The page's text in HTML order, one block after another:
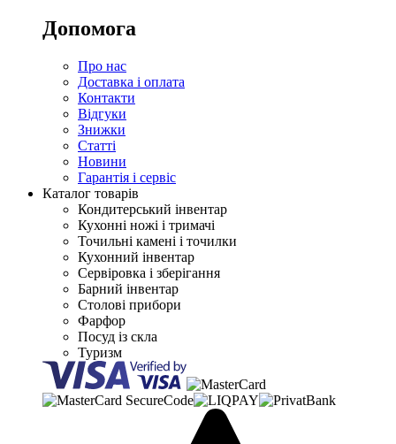
Допомога
Про нас
Доставка і оплата
Контакти
Відгуки
Знижки
Статті
Новини
Гарантія і сервіс
Каталог товарів
Кондитерський інвентар
Кухонні ножі і тримачі
Точильні камені і точилки
Кухонний інвентар
Сервіровка і зберігання
Барний інвентар
Столові прибори
Фарфор
Посуд із скла
Туризм